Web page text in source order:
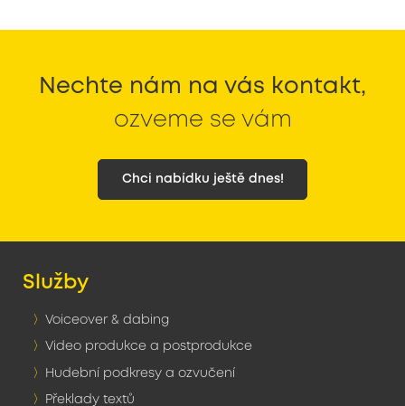
Nechte nám na vás kontakt,
ozveme se vám
Chci nabídku ještě dnes!
Služby
Voiceover & dabing
Video produkce a postprodukce
Hudební podkresy a ozvučení
Překlady textů